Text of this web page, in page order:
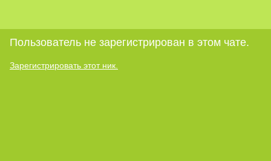
Пользователь не зарегистрирован в этом чате.
Зарегистрировать этот ник.